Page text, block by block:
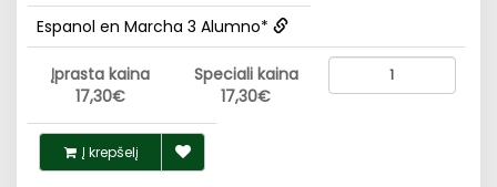
Espanol en Marcha 3 Alumno*
Įprasta kaina
17,30€
Speciali kaina
17,30€
Į krepšelį